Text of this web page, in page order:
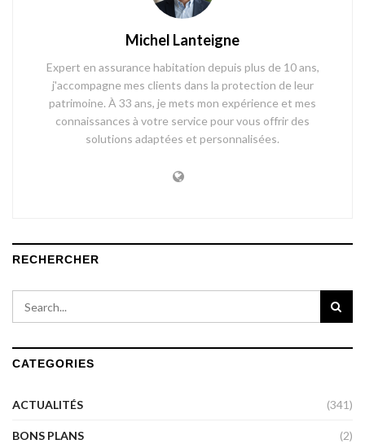
Michel Lanteigne
Expert en assurance habitation depuis plus de 10 ans,
j'accompagne mes clients dans la protection de leur
patrimoine. À 33 ans, je mets mon expérience et mes
connaissances à votre service pour vous offrir des
solutions adaptées et personnalisées.
RECHERCHER
CATEGORIES
ACTUALITÉS (341)
BONS PLANS (2)